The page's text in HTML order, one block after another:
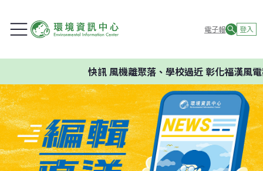
電子報 登入
快訊風機離聚落、學校過近 彰化福漢風電